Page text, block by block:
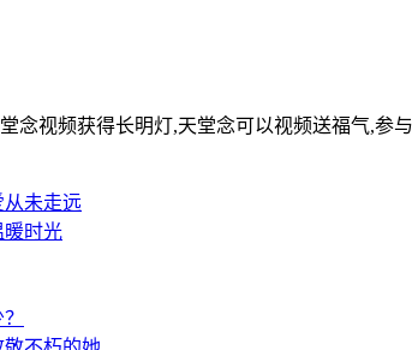
念视频获得长明灯,天堂念可以视频送福气,参
未走远
暖时光